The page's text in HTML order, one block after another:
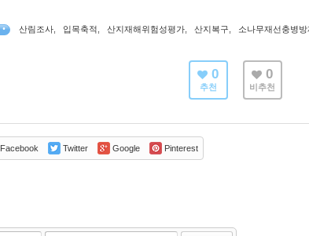
• 산림조사 입목축적 산지재해위험성평가 산지복구 소나무재선충병방
0
추천
0
비추천
Facebook Twitter Google Pinterest